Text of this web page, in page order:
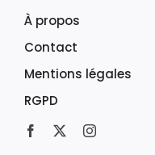
À propos
Contact
Mentions légales
RGPD